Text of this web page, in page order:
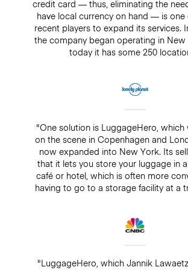
credit card — thus, eliminating the
have local currency on hand — is
recent players to expand its services.
the company began operating in New
today it has some 250
"One solution is LuggageHero, which
on the scene in Copenhagen and
now expanded into New York. Its
that it lets you store your luggage in
café or hotel, which is often more
having to go to a storage facility at a
"LuggageHero, which Jannik